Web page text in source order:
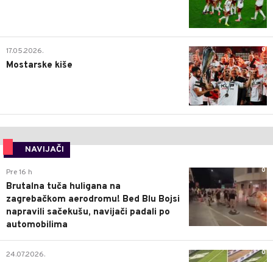
0
17.05.2026.
Mostarske kiše
NAVIJAČI
0
Pre 16 h
Brutalna tuča huligana na
zagrebačkom aerodromu! Bed Blu Bojsi
napravili sačekušu, navijači padali po
automobilima
0
24.07.2026.